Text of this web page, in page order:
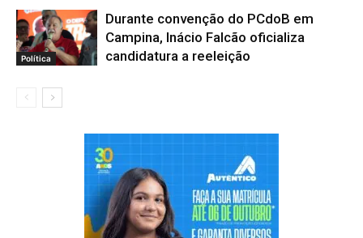
Política
Durante convenção do PCdoB em
Campina, Inácio Falcão oficializa
candidatura a reeleição